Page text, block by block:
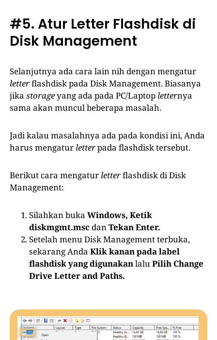
#5. Atur Letter Flashdisk di
Disk Management
Selanjutnya ada cara lain nih dengan mengatur
letterflashdisk pada Disk Management. Biasanya
jika storageyang ada pada PC/Laptop letternya
sama akan muncul beberapa masalah.
Jadi kalau masalahnya ada pada kondisi ini, Anda
harus mengatur letterpada flashdisk tersebut.
Berikut cara mengatur letterflashdisk di Disk
Management:
Silahkan buka Windows, Ketik
diskmgmt.msc danTekan Enter.
Setelah menu Disk Management terbuka,
sekarang Anda Klik kanan pada label
flashdisk yang digunakanlaluPilih Change
Drive Letter and Paths.